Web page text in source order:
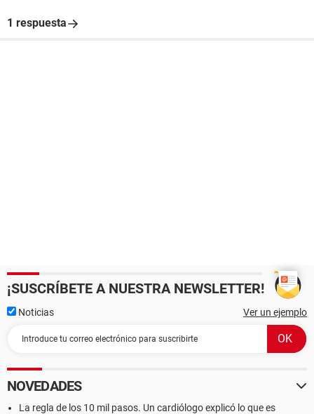
1 respuesta
¡SUSCRÍBETE A NUESTRA NEWSLETTER!
Noticias Ver un ejemplo
NOVEDADES
La regla de los 10 mil pasos. Un cardiólogo explicó lo que es